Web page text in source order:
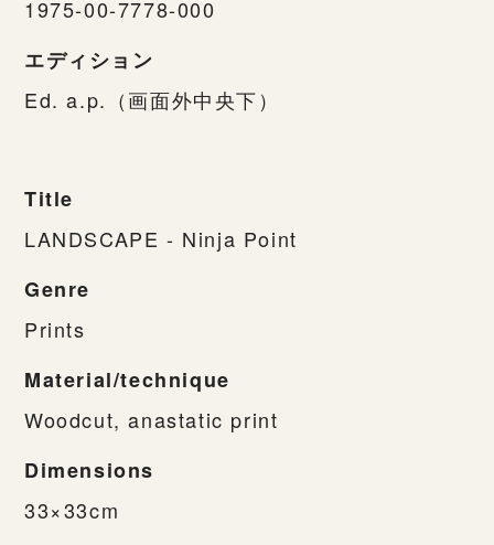
1975-00-7778-000
エディション
Ed. a.p.（画面外中央下）
Title
LANDSCAPE - Ninja Point
Genre
Prints
Material/technique
Woodcut, anastatic print
Dimensions
33×33cm